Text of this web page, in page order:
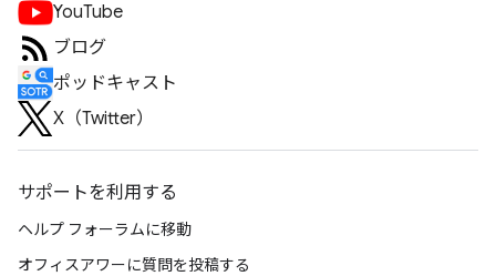
YouTube
ブログ
ポッドキャスト
X（Twitter）
サポートを利用する
ヘルプ フォーラムに移動
オフィスアワーに質問を投稿する